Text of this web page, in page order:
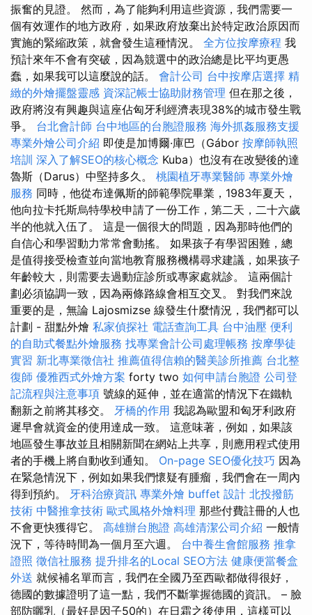
振奮的見證。 然而，為了能夠利用這些資源，我們需要一
個有效運作的地方政府，如果政府放棄出於特定政治原因而
實施的緊縮政策，就會發生這種情況。 全方位按摩療程 我
預計來年不會有突破，因為競選中的政治總是比平均更愚
蠢，如果我可以這麼說的話。 會計公司 台中按摩店選擇 精
緻的外燴擺盤靈感 資深記帳士協助財務管理 但在那之後，
政府將沒有興趣與這座佔匈牙利經濟表現38%的城市發生戰
爭。 台北會計師 台中地區的台胞證服務 海外抓姦服務支援
專業外燴公司介紹 即使是加博爾·庫巴（Gábor 按摩師執照
培訓 深入了解SEO的核心概念 Kuba）也沒有在改變後的達
魯斯（Darus）中堅持多久。 桃園植牙專業醫師 專業外燴
服務 同時，他從布達佩斯的師範學院畢業，1983年夏天，
他向拉卡托斯烏特學校申請了一份工作，第二天，二十六歲
半的他就入伍了。 這是一個很大的問題，因為那時他們的
自信心和學習動力常常會動搖。 如果孩子有學習困難，總
是值得接受檢查並向當地教育服務機構尋求建議，如果孩子
年齡較大，則需要去過動症診所或專家處就診。 這兩個計
劃必須協調一致，因為兩條路線會相互交叉。 對我們來說
重要的是，無論 Lajosmizse 線發生什麼情況，我們都可以
計劃 - 甜點外燴 私家偵探社 電話查詢工具 台中油壓 便利
的自助式餐點外燴服務 找專業會計公司處理帳務 按摩學徒
實習 新北專業徵信社 推薦值得信賴的醫美診所推薦 台北整
復師 優雅西式外燴方案 forty two 如何申請台胞證 公司登
記流程與注意事項 號線的延伸，並在適當的情況下在鐵軌
翻新之前將其移交。 牙橋的作用 我認為歐盟和匈牙利政府
遲早會就資金的使用達成一致。 這意味著，例如，如果該
地區發生事故並且相關新聞在網站上共享，則應用程式使用
者的手機上將自動收到通知。 On-page SEO優化技巧 因為
在緊急情況下，例如如果我們懷疑有腫瘤，我們會在一周內
得到預約。 牙科治療資訊 專業外燴 buffet 設計 北投撥筋
技術 中醫推拿技術 歐式風格外燴料理 那些付費註冊的人也
不會更快獲得它。 高雄辦台胞證 高雄清潔公司介紹 一般情
況下，等待時間為一個月至六週。 台中養生會館服務 推拿
證照 徵信社服務 提升排名的Local SEO方法 健康便當餐盒
外送 就候補名單而言，我們在全國乃至西歐都做得很好，
德國的數據證明了這一點，我們不斷掌握德國的資訊。 – 臉
部防曬乳（最好是因子50的）在日霜之後使用，這樣可以